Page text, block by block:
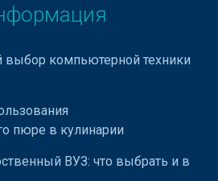
компьютерной техники
пюре в кулинарии
ВУЗ: что выбрать и в